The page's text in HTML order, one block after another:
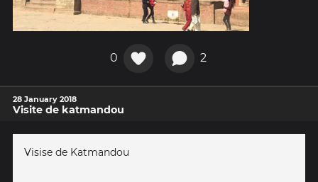
0 2
28 January 2018
Visite de katmandou
Visise de Katmandou